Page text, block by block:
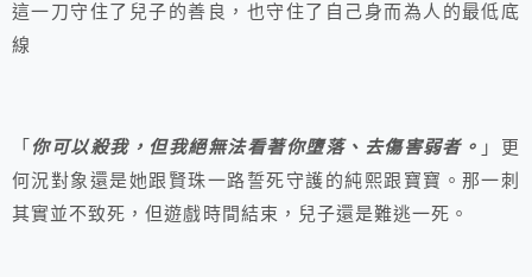
這一刀守住了兒子的善良，也守住了自己身而為人的最低底
線
「 你可以殺我，但我絕無法看著你墮落、去傷害弱者。 」更
何況對象還是她跟賢珠一路誓死守護的純熙跟寶寶。那一刺
其實並不致死，但遊戲時間結束，兒子還是難逃一死。